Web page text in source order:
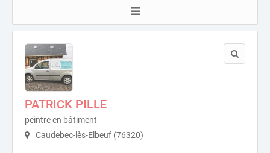
PATRICK PILLE
peintre en bâtiment
Caudebec-lès-Elbeuf (76320)